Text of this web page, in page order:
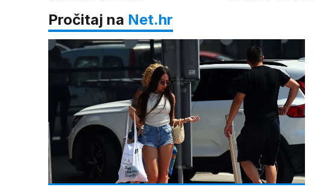
Pročitaj na Net.hr